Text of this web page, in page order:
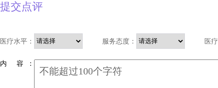
提交点评
医疗水平： 服务态度： 医
内 容 ：